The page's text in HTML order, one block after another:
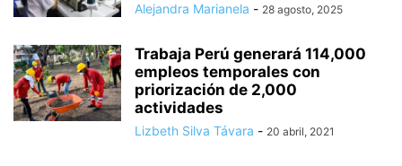
Alejandra Marianela - 28 agosto, 2025
Trabaja Perú generará 114,000
empleos temporales con
priorización de 2,000
actividades
Lizbeth Silva Távara - 20 abril, 2021